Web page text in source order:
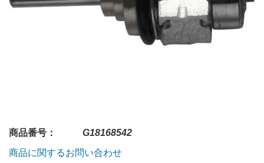
商品番号：
G18168542
商品に関するお問い合わせ